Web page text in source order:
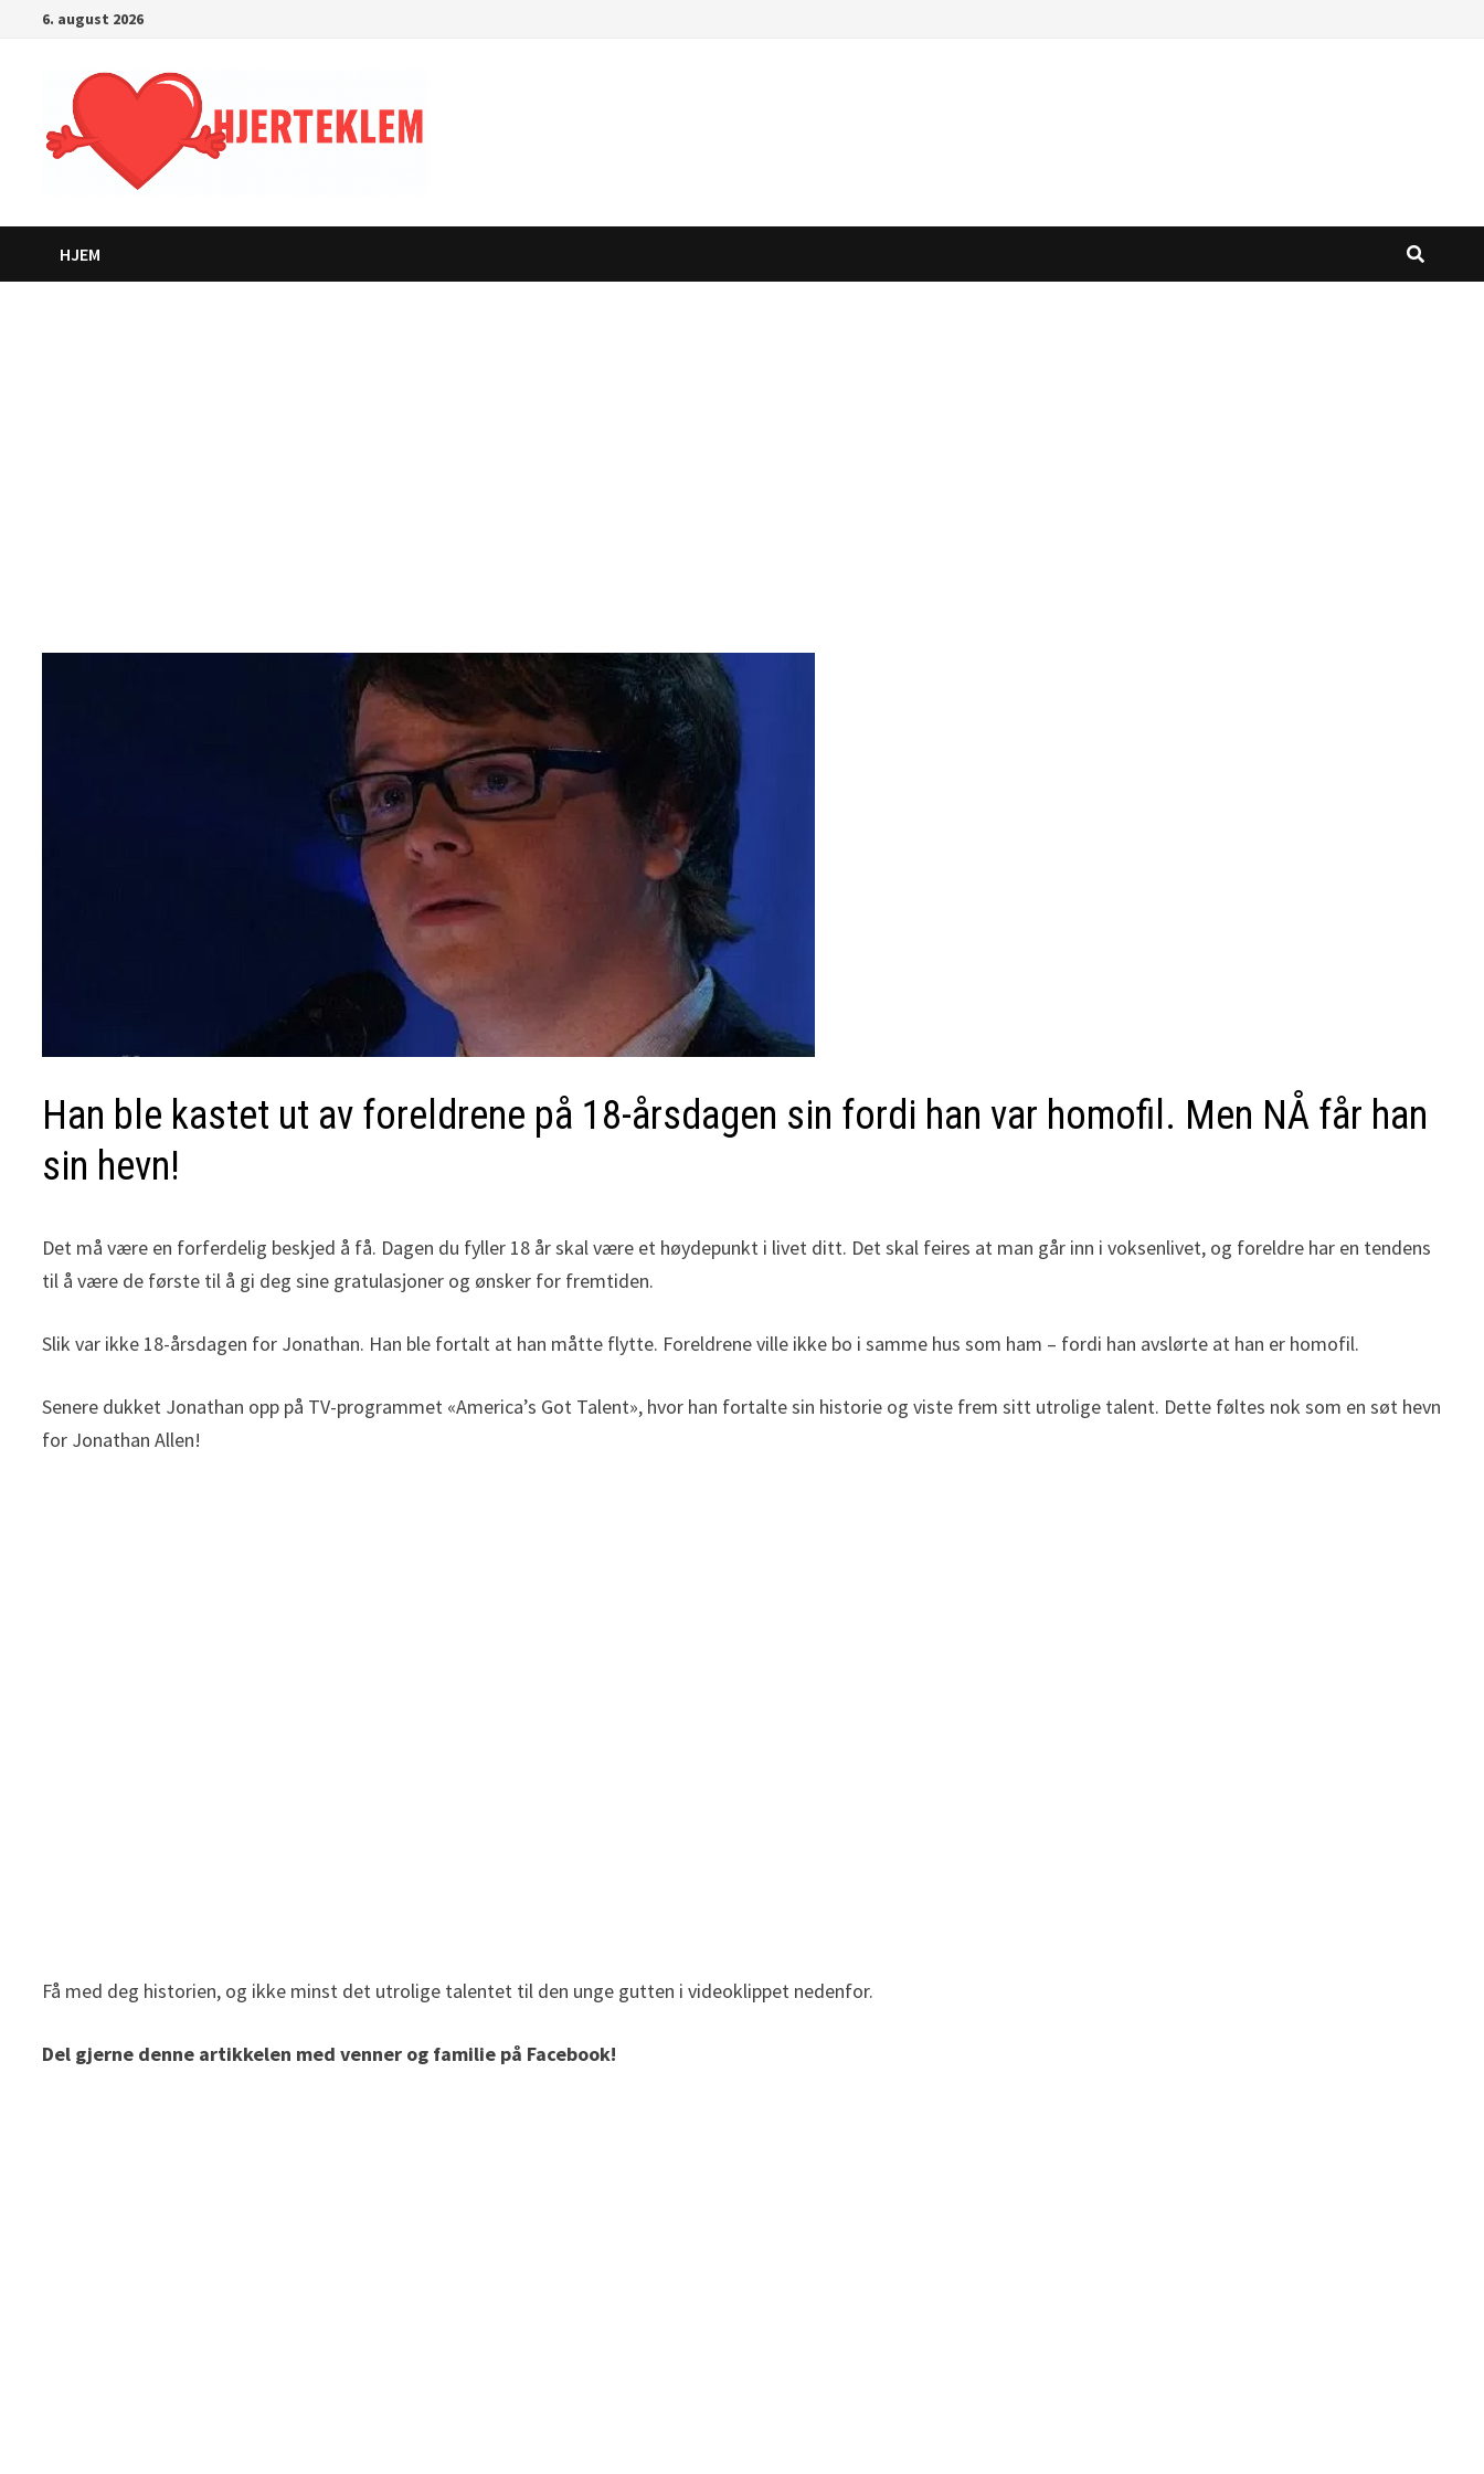
6. august 2026
HJEM
Han ble kastet ut av foreldrene på 18-årsdagen sin fordi han var homofil. Men NÅ får han
sin hevn!
Det må være en forferdelig beskjed å få. Dagen du fyller 18 år skal være et høydepunkt i livet ditt. Det skal feires at man går inn i voksenlivet, og foreldre har en tendens
til å være de første til å gi deg sine gratulasjoner og ønsker for fremtiden.
Slik var ikke 18-årsdagen for Jonathan. Han ble fortalt at han måtte flytte. Foreldrene ville ikke bo i samme hus som ham – fordi han avslørte at han er homofil.
Senere dukket Jonathan opp på TV-programmet «America’s Got Talent», hvor han fortalte sin historie og viste frem sitt utrolige talent. Dette føltes nok som en søt hevn
for Jonathan Allen!
Få med deg historien, og ikke minst det utrolige talentet til den unge gutten i videoklippet nedenfor.
Del gjerne denne artikkelen med venner og familie på Facebook!